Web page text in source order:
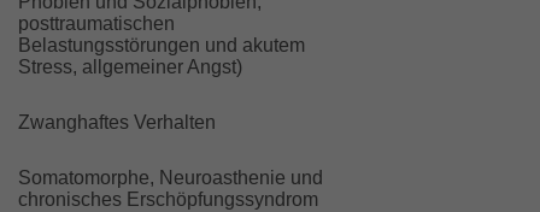
posttraumatischen
Belastungsstörungen und akutem
Stress, allgemeiner Angst)
Zwanghaftes Verhalten
Somatomorphe, Neuroasthenie und
chronisches Erschöpfungssyndrom